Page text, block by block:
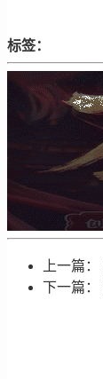
标签：
上一篇：
下一篇：